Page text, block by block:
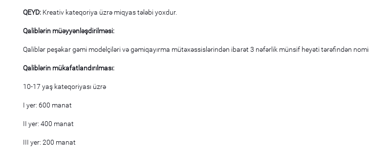
QEYD: Kreativ kateqoriya üzrə miqyas tələbi yoxdur.
Qaliblərin müəyyənləşdirilməsi:
Qaliblər peşəkar gəmi modelçiləri və gəmiqayırma mütəxəssislərindən ibarət 3 nəfərlik münsif heyəti tərəfindən
Qaliblərin mükafatlandırılması:
10-17 yaş kateqoriyası üzrə
I yer: 600 manat
II yer: 400 manat
III yer: 200 manat